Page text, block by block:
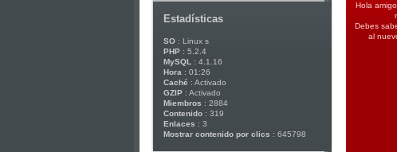
Estadísticas
SO : Linux s
PHP : 5.2.4
MySQL
: 4.1.16
Hora : 01:26
Caché : Activado
GZIP : Activado
Miembros : 2884
Contenido : 319
Enlaces : 3
Mostrar contenido por clics : 645798
Hola
Debes
al